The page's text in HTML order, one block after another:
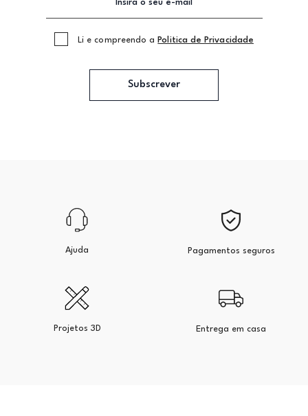
Li e compreendo a Politica de Privacidade
Subscrever
Ajuda Pagamentos seguros
Projetos 3D Entrega em casa